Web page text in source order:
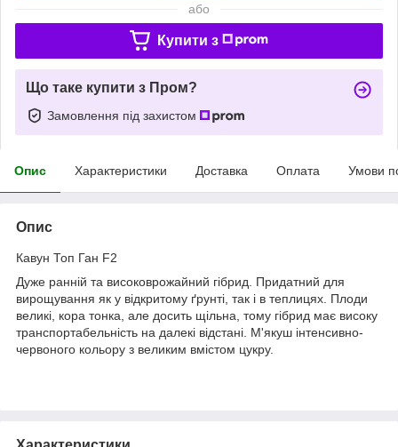
або
Купити з
Що таке купити з Пром?
Замовлення під захистом
Опис Характеристики Доставка Оплата Умови
Опис
Кавун Топ Ган F2
Дуже ранній та високоврожайний гібрид. Придатний для
вирощування як у відкритому ґрунті, так і в теплицях. Плоди
великі, кора тонка, але досить щільна, тому гібрид має високу
транспортабельність на далекі відстані. М'якуш інтенсивно-
червоного кольору з великим вмістом цукру.